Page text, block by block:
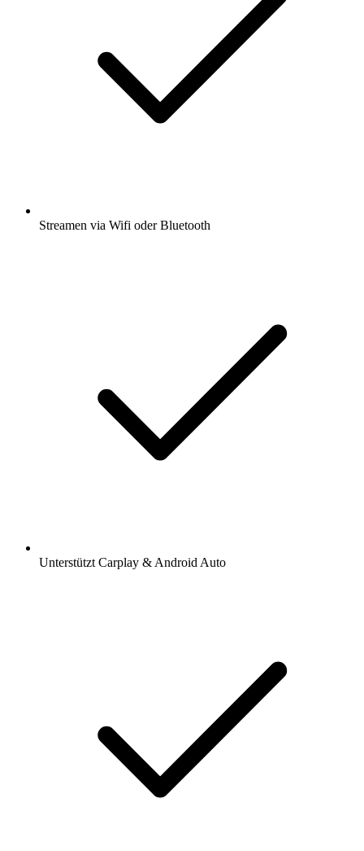
Streamen via Wifi oder Bluetooth
Unterstützt Carplay & Android Auto